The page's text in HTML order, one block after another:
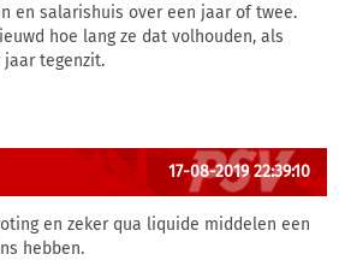
en salarishuis over een jaar of twee.
hoe lang ze dat volhouden, als
jaar tegenzit.
17-08-2019 22:39:10
en zeker qua liquide middelen een
hebben.